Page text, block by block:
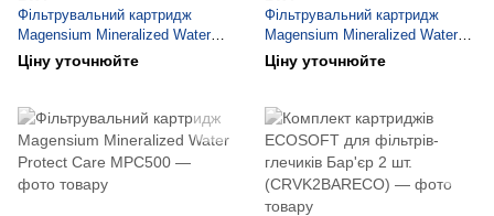
Фільтрувальний картридж
Magensium Mineralized Water
Protect MP300
Ціну уточнюйте
Фільтрувальний картридж
Magensium Mineralized Water
Protect Care MPC400
Ціну уточнюйте